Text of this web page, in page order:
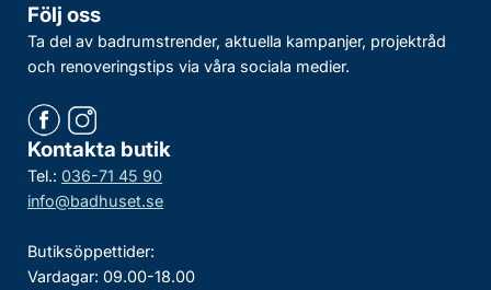
Följ oss
Ta del av badrumstrender, aktuella kampanjer, projektråd
och renoveringstips via våra sociala medier.
Kontakta butik
Tel.: 036-71 45 90
info@badhuset.se
Butiksöppettider:
Vardagar: 09.00-18.00